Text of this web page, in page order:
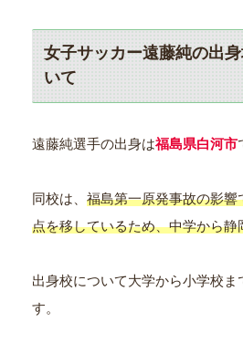
女子サッカー遠藤純の出
いて
遠藤純選手の出身は福島県白河市
同校は、 福島第一原発事故の影
点を移しているため、中学から
出身校について大学から小学校ま
す。